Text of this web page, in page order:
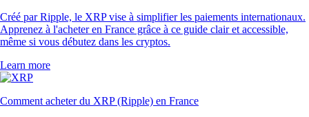
Créé par Ripple, le XRP vise à simplifier les paiements internationaux.
Apprenez à l'acheter en France grâce à ce guide clair et accessible,
même si vous débutez dans les cryptos.
Learn more
Comment acheter du XRP (Ripple) en France